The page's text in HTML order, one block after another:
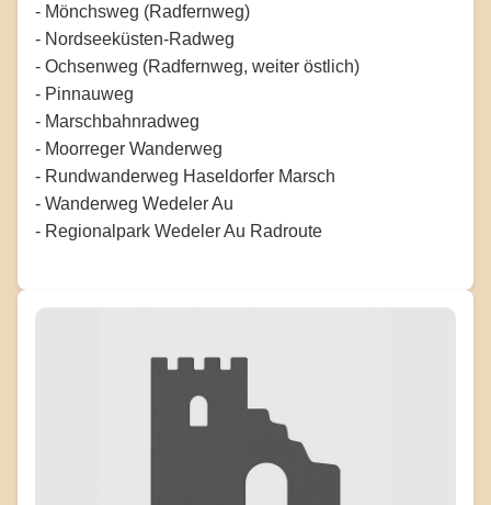
- Mönchsweg (Radfernweg)
- Nordseeküsten-Radweg
- Ochsenweg (Radfernweg, weiter östlich)
- Pinnauweg
- Marschbahnradweg
- Moorreger Wanderweg
- Rundwanderweg Haseldorfer Marsch
- Wanderweg Wedeler Au
- Regionalpark Wedeler Au Radroute